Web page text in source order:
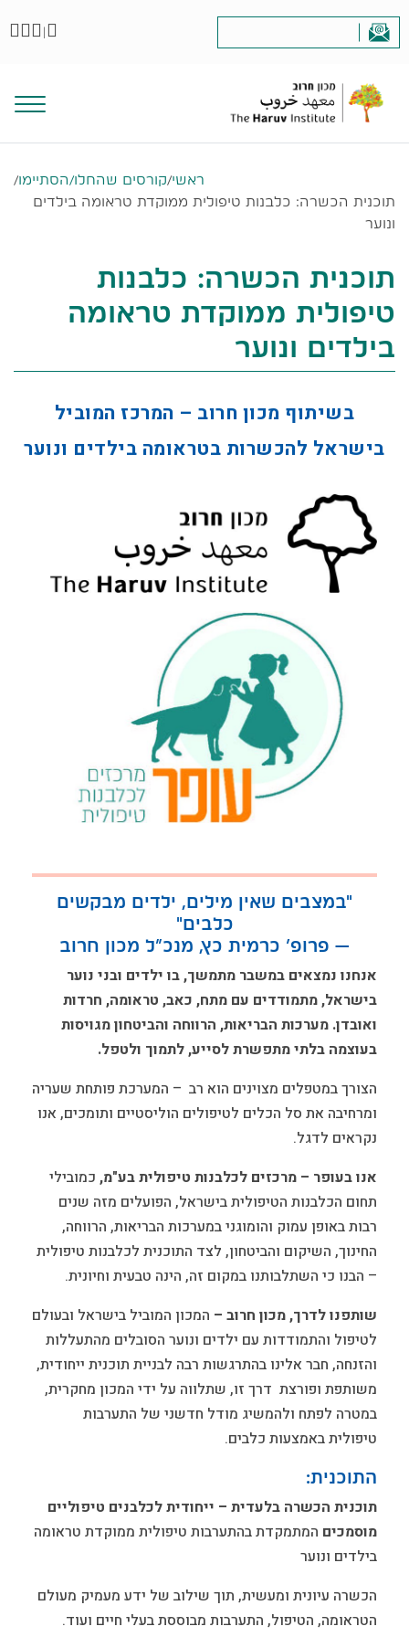
|
ראשי/קורסים שהחלו/הסתיימו/
תוכנית הכשרה: כלבנות טיפולית ממוקדת טראומה בילדים
ונוער
תוכנית הכשרה: כלבנות
טיפולית ממוקדת טראומה
בילדים ונוער
בשיתוף מכון חרוב – המרכז המוביל
בישראל להכשרות בטראומה בילדים ונוער
"במצבים שאין מילים, ילדים מבקשים
כלבים"
— פרופ’ כרמית כץ, מנכ”ל מכון חרוב
אנחנו נמצאים במשבר מתמשך, בו ילדים ובני נוער
בישראל, מתמודדים עם מתח, כאב, טראומה, חרדות
ואובדן. מערכות הבריאות, הרווחה והביטחון מגויסות
בעוצמה בלתי מתפשרת לסייע, לתמוך ולטפל.
הצורך במטפלים מצוינים הוא רב – המערכת פותחת שעריה
ומרחיבה את סל הכלים לטיפולים הוליסטיים ותומכים, אנו
נקראים לדגל.
אנו בעופר – מרכזים לכלבנות טיפולית בע"מ, כמובילי
תחום הכלבנות הטיפולית בישראל, הפועלים מזה שנים
רבות באופן עמוק והומוגני במערכות הבריאות, הרווחה,
החינוך, השיקום והביטחון, לצד התוכנית לכלבנות טיפולית
– הבנו כי השתלבותנו במקום זה, הינה טבעית וחיונית.
שותפנו לדרך, מכון חרוב – המכון המוביל בישראל ובעולם
לטיפול והתמודדות עם ילדים ונוער הסובלים מהתעללות
והזנחה, חבר אלינו בהתרגשות רבה לבניית תוכנית ייחודית,
משותפת ופורצת דרך זו, שתלווה על ידי המכון מחקרית,
במטרה לפתח ולהמשיג מודל חדשני של התערבות
טיפולית באמצעות כלבים.
התוכנית:
תוכנית הכשרה בלעדית – ייחודית לכלבנים טיפוליים
מוסמכים המתמקדת בהתערבות טיפולית ממוקדת טראומה
בילדים ונוער
הכשרה עיונית ומעשית, תוך שילוב של ידע מעמיק מעולם
הטראומה, הטיפול, התערבות מבוססת בעלי חיים ועוד.